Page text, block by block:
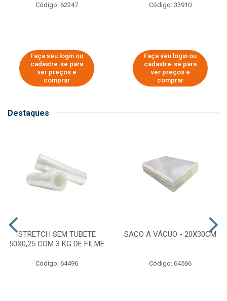
Código: 62247
Faça seu login ou
cadastre-se para
ver preços e
comprar
Código: 33910
Faça seu login ou
cadastre-se para
ver preços e
comprar
Destaques
STRETCH SEM TUBETE
50X0,25 COM 3 KG DE FILME
Código: 64496
SACO A VÁCUO - 20X30CM
Código: 64566